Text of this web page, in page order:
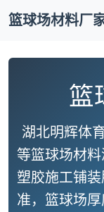
篮球场材料厂
篮
湖北明辉体
等篮球场材
塑胶施工铺
准，篮球场